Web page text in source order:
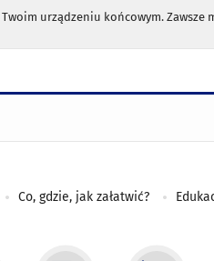
urządzeniu końcowym. Zawsze
Co, gdzie, jak załatwić?